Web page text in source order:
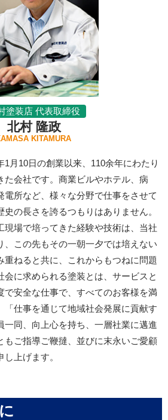
塗装店 代表取締役
北村 隆政
KITAMURA
月10日の創業以来、110余年にわたり
た会社です。商業ビルやホテル、病
電所など、様々な分野で仕事をさせて
の長さを誇るつもりはありません。
現場で培ってきた経験や技術は、当社
、この先もその一朝一夕では培えない
重ねると共に、これからもつねに問題
会に求められる塗装とは、サービスと
で安全な仕事で、すべてのお客様を満
「仕事を通じて地域社会発展に貢献す
一同、向上心を持ち、一層社業に邁進
もご指導ご鞭撻、並びに末永いご愛顧
上げます。